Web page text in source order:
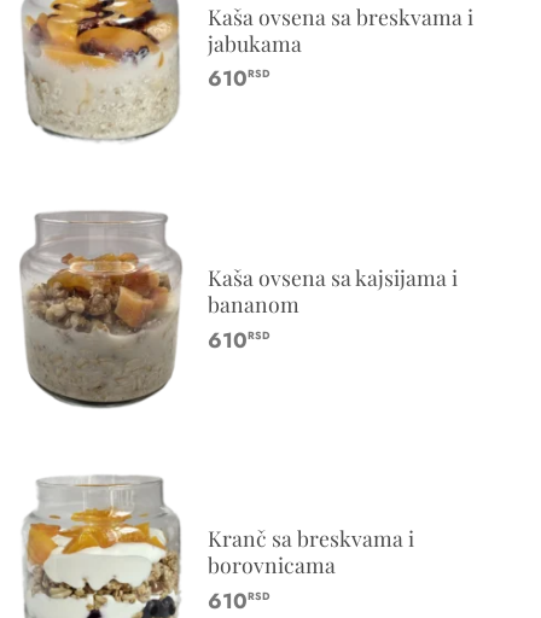
Kaša ovsena sa breskvama i
jabukama
610RSD
Kaša ovsena sa kajsijama i
bananom
610RSD
Kranč sa breskvama i
borovnicama
610RSD